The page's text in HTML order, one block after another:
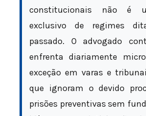
constitucionais não é
exclusivo de regimes
passado. O advogado
enfrenta diariamente
exceção em varas e
que ignoram o devido
prisões preventivas sem